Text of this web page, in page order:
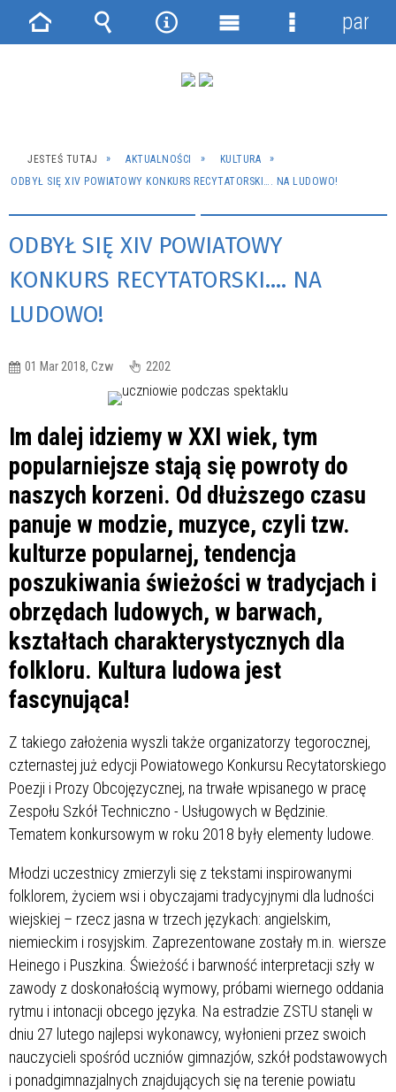
JESTEŚ TUTAJ AKTUALNOŚCI
KULTURA
ODBYŁ SIĘ XIV POWIATOWY KONKURS RECYTATORSKI…. NA LUDOWO!
ODBYŁ SIĘ XIV POWIATOWY
KONKURS RECYTATORSKI…. NA
LUDOWO!
01 Mar 2018, Czw 2202
Im dalej idziemy w XXI wiek, tym
popularniejsze stają się powroty do
naszych korzeni. Od dłuższego czasu
panuje w modzie, muzyce, czyli tzw.
kulturze popularnej, tendencja
poszukiwania świeżości w tradycjach i
obrzędach ludowych, w barwach,
kształtach charakterystycznych dla
folkloru. Kultura ludowa jest
fascynująca!
Z takiego założenia wyszli także organizatorzy tegorocznej,
czternastej już edycji Powiatowego Konkursu Recytatorskiego
Poezji i Prozy Obcojęzycznej, na trwałe wpisanego w pracę
Zespołu Szkół Techniczno - Usługowych w Będzinie.
Tematem konkursowym w roku 2018 były elementy ludowe.
Młodzi uczestnicy zmierzyli się z tekstami inspirowanymi
folklorem, życiem wsi i obyczajami tradycyjnymi dla ludności
wiejskiej – rzecz jasna w trzech językach: angielskim,
niemieckim i rosyjskim. Zaprezentowane zostały m.in. wiersze
Heinego i Puszkina. Świeżość i barwność interpretacji szły w
zawody z doskonałością wymowy, próbami wiernego oddania
rytmu i intonacji obcego języka. Na estradzie ZSTU stanęli w
dniu 27 lutego najlepsi wykonawcy, wyłonieni przez swoich
nauczycieli spośród uczniów gimnazjów, szkół podstawowych
i ponadgimnazjalnych znajdujących się na terenie powiatu
Strona Wyszukiwarka
NarzędziaMenu
Menu
panel